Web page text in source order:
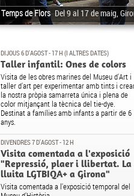
Temps de Flors Del 9 al 17 de maig,
DIJOUS 6 D'AGOST - 17 H (I ALTRES DATES)
Taller infantil: Ones de colors
Visita de les obres marines del Museu d'Art i
taller d'art per experimentar amb tints i
la nostra pròpia samarreta única i plena de
color mitjançant la tècnica del tie-dye.
Destinat a famílies amb infants a partir de 6
anys.
DIVENDRES 7 D'AGOST - 12 H
Visita comentada a l'exposició
"Repressió, plaer i llibertat. La
lluita LGTBIQA+ a Girona"
Visita comentada a l'exposició temporal del